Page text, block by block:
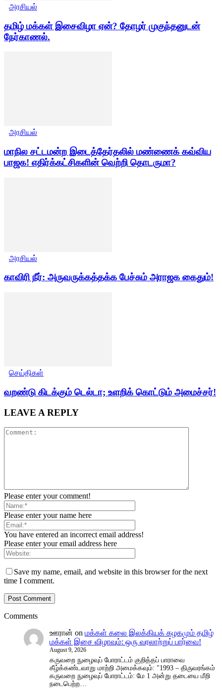
அரசியல்
தமிழ் மக்கள் இசைவிழா ஏன்? தோழர் முகுந்தனுடன்
நேர்காணல்.
அரசியல்
மாநில சட்டமன்ற இடைத்தேர்தலில் மண்ணைக் கவ்விய
பாஜக! எதிர்க்கட்சிகளின் வெற்றி தொடருமா?
அரசியல்
காவிரி நீர்: அருவருக்கத்தக்க பேச்சும் அராஜக கைதும்!
செய்திகள்
வறண்டு கிடக்கும் டெல்டா; உளறிக் கொட்டும் அமைச்சர்!
LEAVE A REPLY
Please enter your comment!
Please enter your name here
You have entered an incorrect email address!
Please enter your email address here
Save my name, email, and website in this browser for the next
time I comment.
Comments
ஊரான் on மக்கள் கலை இலக்கியக் கழகமும் தமிழ்
மக்கள் இசை விழாவும்: ஒரு வரலாற்றுப் பார்வை!
August 9, 2026
கருவறை நுழைவுப் போராட்டம் குறித்தப் பாராவை
கீழ்க்கண்டவாறு மாற்றி அமைக்கவும்: "1993 – திருவரங்கம்
கருவறை நுழைவுப் போராட்டம்: மே 1 அன்று தடையை மீறி
நடைபெற்ற…